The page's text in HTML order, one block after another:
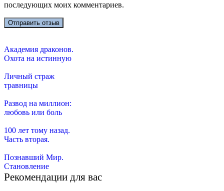
последующих моих комментариев.
Академия драконов.
Охота на истинную
Личный страж
травницы
Развод на миллион:
любовь или боль
100 лет тому назад.
Часть вторая.
Познавший Мир.
Становление
Рекомендации для вас